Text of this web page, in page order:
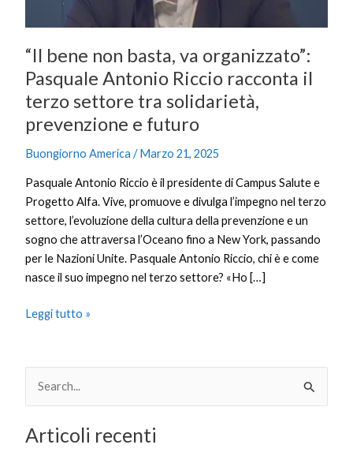
“Il bene non basta, va organizzato”:
Pasquale Antonio Riccio racconta il
terzo settore tra solidarietà,
prevenzione e futuro
Buongiorno America /Marzo 21, 2025
Pasquale Antonio Riccio è il presidente di Campus Salute e
Progetto Alfa. Vive, promuove e divulga l’impegno nel terzo
settore, l’evoluzione della cultura della prevenzione e un
sogno che attraversa l’Oceano fino a New York, passando
per le Nazioni Unite. Pasquale Antonio Riccio, chi è e come
nasce il suo impegno nel terzo settore? «Ho […]
terzo
settore
tra
prevenzione
e
Leggi tutto »
r
Articoli recenti